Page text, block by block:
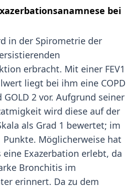
bei
in der Spirometrie der
erbracht. Mit einer FEV1
liegt bei ihm eine COPD
2 vor. Aufgrund seiner
wird diese auf der
als Grad 1 bewertet; im
Punkte. Möglicherweise hat
Exazerbation erlebt, da
Bronchitis im
erinnert. Da zu dem